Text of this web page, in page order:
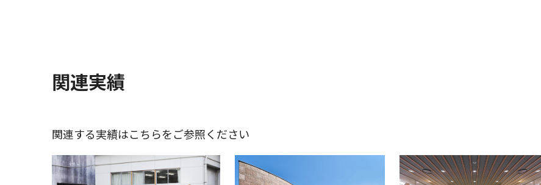
関連実績
関連する実績はこちらをご参照ください